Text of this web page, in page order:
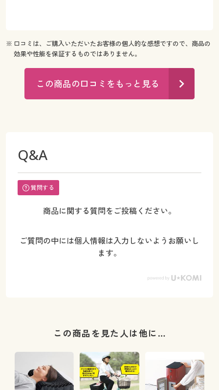
※ 口コミは、ご購入いただいたお客様の個人的な感想ですので、商品の
効果や性能を保証するものではありません。
この商品の口コミをもっと見る
Q&A
質問する
商品に関する質問をご投稿ください。
ご質問の中には個人情報は入力しないようお願いし
ます。
この商品を見た人は他に…